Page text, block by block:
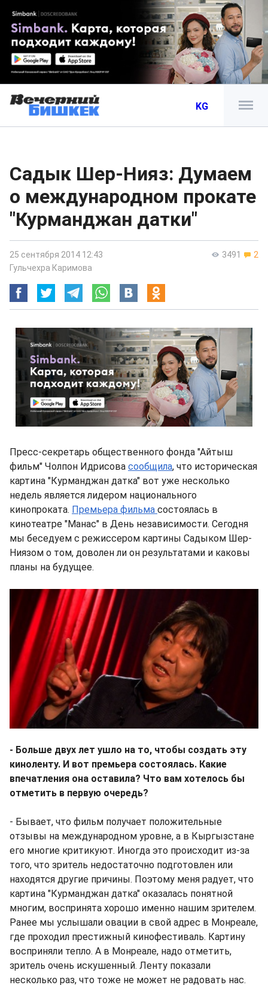
KG
Садык Шер-Нияз: Думаем
о международном прокате
"Курманджан датки"
3491 2
25 сентября 2014 12:43
Гульчехра Каримова
Пресс-секретарь общественного фонда "Айтыш
фильм" Чолпон Идрисова сообщила, что историческая
картина "Курманджан датка" вот уже несколько
недель является лидером национального
кинопроката. Премьера фильма состоялась в
кинотеатре "Манас" в День независимости. Сегодня
мы беседуем с режиссером картины Садыком Шер-
Ниязом о том, доволен ли он результатами и каковы
планы на будущее.
- Больше двух лет ушло на то, чтобы создать эту
киноленту. И вот премьера состоялась. Какие
впечатления она оставила? Что вам хотелось бы
отметить в первую очередь?
- Бывает, что фильм получает положительные
отзывы на международном уровне, а в Кыргызстане
его многие критикуют. Иногда это происходит из-за
того, что зритель недостаточно подготовлен или
находятся другие причины. Поэтому меня радует, что
картина "Курманджан датка" оказалась понятной
многим, воспринята хорошо именно нашим зрителем.
Ранее мы услышали овации в свой адрес в Монреале,
где проходил престижный кинофестиваль. Картину
восприняли тепло. А в Монреале, надо отметить,
зритель очень искушенный. Ленту показали
несколько раз, что тоже не может не радовать нас.